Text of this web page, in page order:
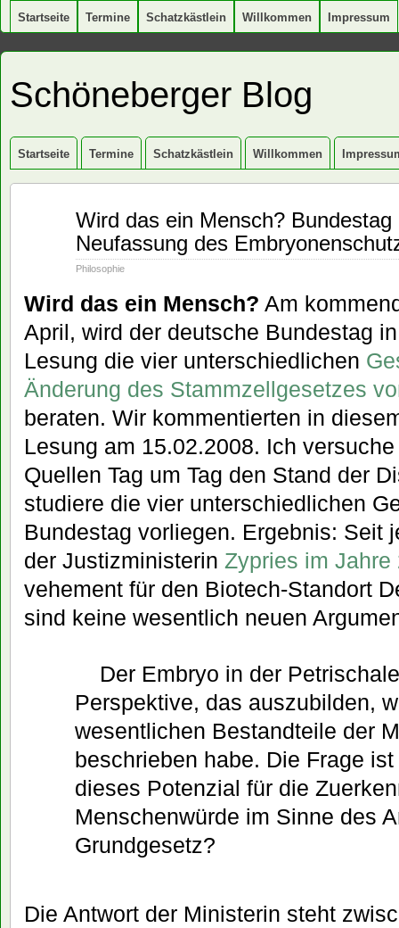
Startseite Termine Schatzkästlein Willkommen Impressum
Schöneberger Blog
Startseite Termine Schatzkästlein Willkommen
Wird das ein Mensch?
Neufassung des
Philosophie
Wird das ein Mensch? Am
April, wird der deutsche Bundestag
Lesung die vier unterschiedlichen
Änderung des Stammzellgesetzes
beraten. Wir kommentierten in
Lesung am 15.02.2008. Ich
Quellen Tag um Tag den Stand der
studiere die vier unterschiedlichen
Bundestag vorliegen. Ergebnis: Seit
der Justizministerin Zypries im Jahre
vehement für den Biotech-Standort
sind keine wesentlich neuen
Der Embryo in der
Perspektive, das auszubilden,
wesentlichen Bestandteile der
beschrieben habe. Die Frage
dieses Potenzial für die
Menschenwürde im Sinne des
Grundgesetz?
Die Antwort der Ministerin steht